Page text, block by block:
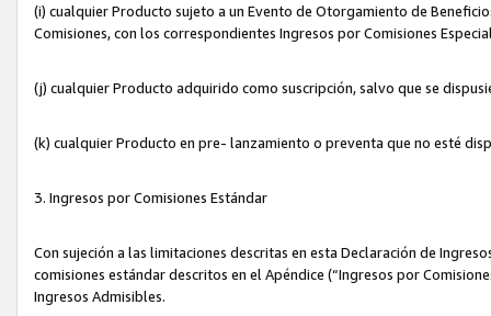
(i) cualquier Producto sujeto a un Evento de Otorgamiento de
Comisiones, con los correspondientes Ingresos por Comisiones
(j) cualquier Producto adquirido como suscripción, salvo que se
(k) cualquier Producto en pre- lanzamiento o preventa que no esté
3. Ingresos por Comisiones Estándar
Con sujeción a las limitaciones descritas en esta Declaración de
comisiones estándar descritos en el Apéndice (“Ingresos por
Ingresos Admisibles.